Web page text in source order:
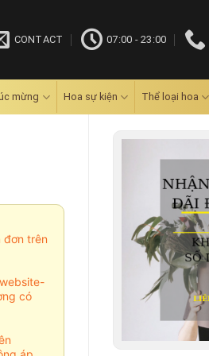
CONTACT 07:00 - 23:00
mừng Hoa sự kiện Thể loại hoa
đơn trên
có